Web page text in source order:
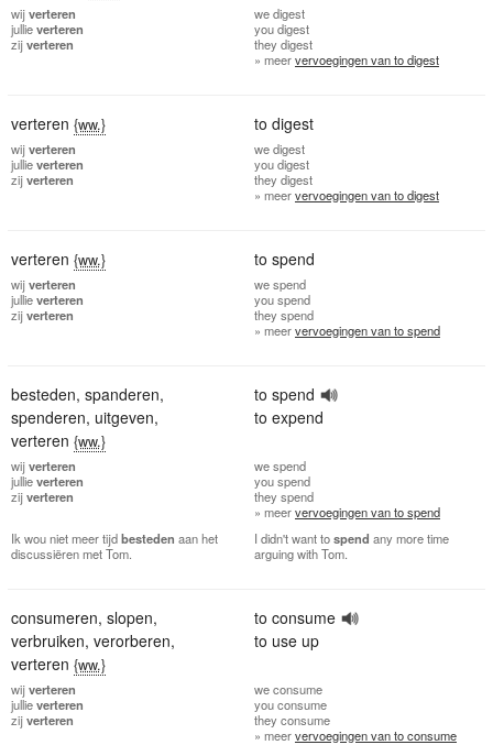
wijverteren
jullieverteren
zijverteren
wedigest
youdigest
they digest
» meervervoegingen van to digest
verteren {ww.} to digest
wijverteren
jullieverteren
zijverteren
wedigest
youdigest
they digest
» meervervoegingen van to digest
verteren {ww.} to spend
wijverteren
jullieverteren
zijverteren
wespend
youspend
they spend
» meervervoegingen van to spend
besteden, spanderen,
spenderen, uitgeven,
verteren {ww.}
to spend
to expend
wijverteren
jullieverteren
zijverteren
wespend
youspend
they spend
» meervervoegingen van to spend
Ik wou niet meer tijdbesteden aan het
discussiëren met Tom.
I didn't want tospend any more time
arguing with Tom.
consumeren, slopen,
verbruiken, verorberen,
verteren {ww.}
to consume
to use up
wijverteren
jullieverteren
zijverteren
weconsume
youconsume
they consume
» meervervoegingen van to consume